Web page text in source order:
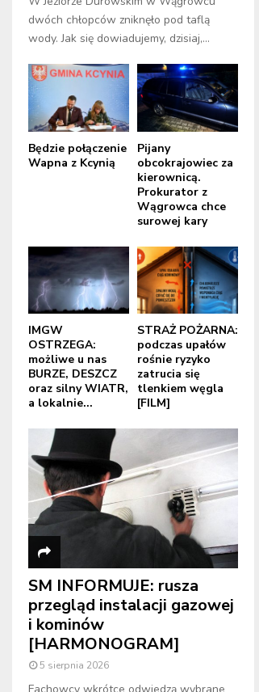
dwóch chłopców zniknęło pod taflą
wody. Jak się dowiadujemy, dzisiaj,...
Będzie połączenie
Wapna z Kcynią
Pijany
obcokrajowiec za
kierownicą.
Prokurator z
Wągrowca chce
surowej kary
IMGW
OSTRZEGA:
możliwe u nas
BURZE, DESZCZ
oraz silny WIATR,
a lokalnie...
STRAŻ POŻARNA:
podczas upałów
rośnie ryzyko
zatrucia się
tlenkiem węgla
[FILM]
SM INFORMUJE: rusza
przegląd instalacji gazowej
i kominów
[HARMONOGRAM]
5 sierpnia 2026